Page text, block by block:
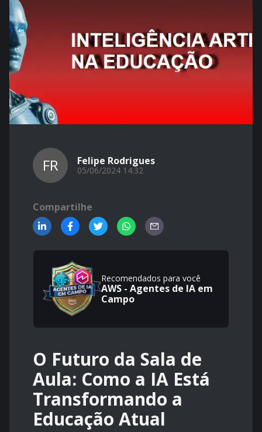
FR Felipe Rodrigues
05/06/2024 14:32
Compartilhe
Recomendados para você
AWS - Agentes de IA em
Campo
O Futuro da Sala de
Aula: Como a IA Está
Transformando a
Educação Atual